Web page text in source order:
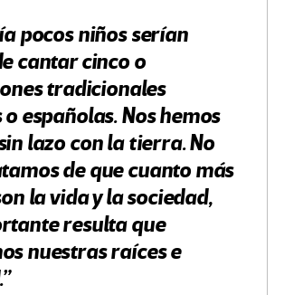
pocos niños serían
cantar cinco o
tradicionales
españolas. Nos hemos
lazo con la tierra. No
de que cuanto más
la vida y la sociedad,
resulta que
nuestras raíces e